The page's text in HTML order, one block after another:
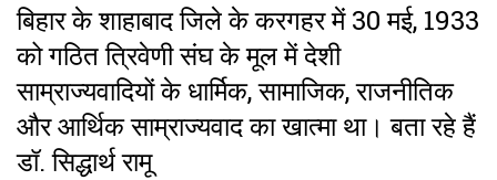
बिहार के शाहाबाद जिले के करगहर में 30 मई, 1933
को गठित त्रिवेणी संघ के मूल में देशी
साम्राज्यवादियों के धार्मिक, सामाजिक, राजनीतिक
और आर्थिक साम्राज्यवाद का खात्मा था। बता रहे हैं
डॉ. सिद्धार्थ रामू